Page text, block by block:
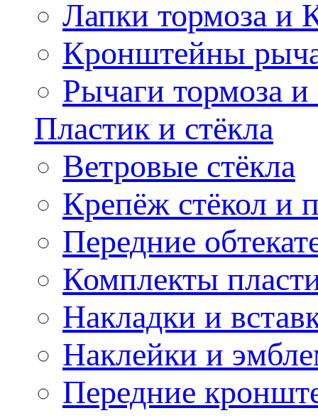
Лапки тормоза и
Кронштейны
Рычаги тормоза и
Пластик и стёкла
Ветровые стёкла
Крепёж стёкол и
Передние
Комплекты
Накладки и
Наклейки и
Передние